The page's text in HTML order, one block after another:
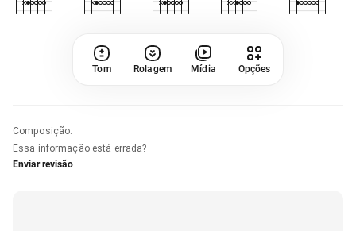
Tom Rolagem Mídia Opções
Composição:
Essa informação está errada?
Enviar revisão